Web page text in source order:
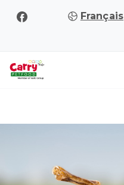
Français